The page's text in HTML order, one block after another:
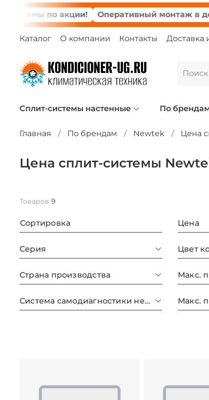
по акции! Оперативный монтаж в день
Каталог О компании Контакты Доставка
Сплит-системы настенные По
Главная По брендам Newtek Цена
Цена сплит-системы
Товаров 9
Сортировка Цена
Серия Цвет
Страна производства
Система самодиагностики неисправности